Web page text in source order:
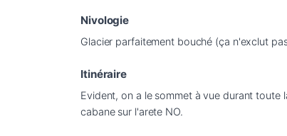
Nivologie
Glacier parfaitement bouché (ça n'exclut
Itinéraire
Evident, on a le sommet à vue durant toute
cabane sur l'arete NO.